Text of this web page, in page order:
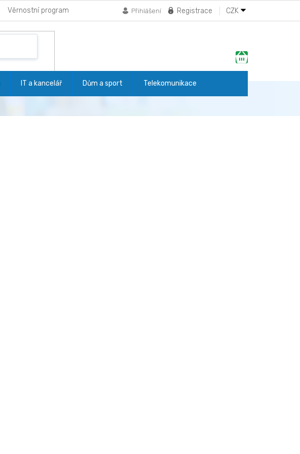
Věrnostní program CZK
Registrace
Přihlášení
Nákupní
košík
IT a kancelář Dům a sport Telekomunikace